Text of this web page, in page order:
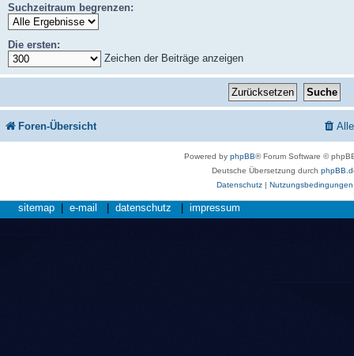
Suchzeitraum begrenzen:
Die ersten:
Zeichen der Beiträge anzeigen
Foren-Übersicht
Powered byphpBB® Forum Software ©
Deutsche Übersetzung durch
Datenschutz| Nutzungsbedingungen
sitemap e-mail datenschutz impressum